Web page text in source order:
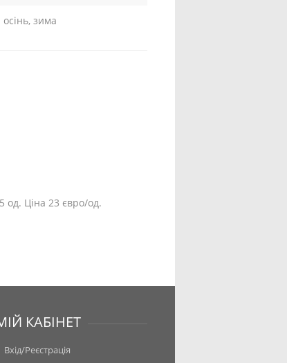
осінь, зима
од. Ціна 23 євро/од.
КАБІНЕТ
Вхід/Реєстрація